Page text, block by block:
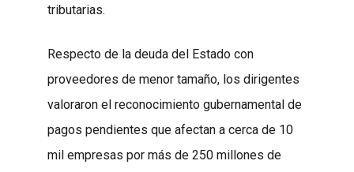
tributarias.
Respecto de la deuda del Estado con
proveedores de menor tamaño, los dirigentes
valoraron el reconocimiento gubernamental de
pagos pendientes que afectan a cerca de 10
mil empresas por más de 250 millones de